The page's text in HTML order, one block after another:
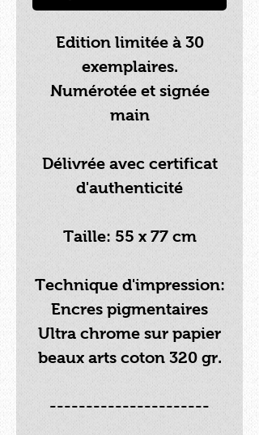
Edition limitée à 30
exemplaires.
Numérotée et signée
main
Délivrée avec certificat
d'authenticité
Taille: 55 x 77 cm
Technique d'impression:
Encres pigmentaires
Ultra chrome sur papier
beaux arts coton 320 gr.
----------------------